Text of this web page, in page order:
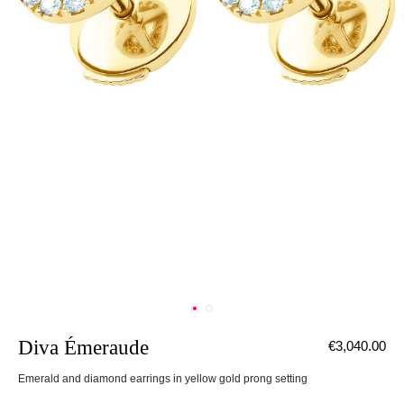
Diva Émeraude
Emerald and diamond earrings in yellow gold prong setting
€3,040.00